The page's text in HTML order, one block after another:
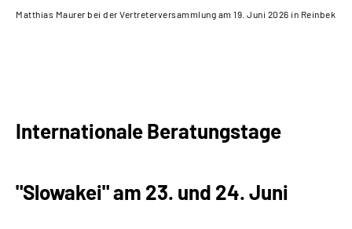
Matthias Maurer bei der Vertreterversammlung am 19. Juni 2026 in Reinbek
Internationale Beratungstage
"Slowakei" am 23. und 24. Juni